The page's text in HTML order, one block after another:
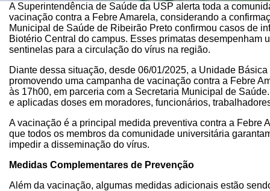
A Superintendência de Saúde da USP alerta toda a
vacinação contra a Febre Amarela, considerando a
Municipal de Saúde de Ribeirão Preto confirmou casos de
Biotério Central do campus. Esses primatas
sentinelas para a circulação do vírus na região.
Diante dessa situação, desde 06/01/2025, a Unidade
promovendo uma campanha de vacinação contra a Febre
às 17h00, em parceria com a Secretaria Municipal de
e aplicadas doses em moradores, funcionários,
A vacinação é a principal medida preventiva contra a Febre
que todos os membros da comunidade universitária
impedir a disseminação do vírus.
Medidas Complementares de Prevenção
Além da vacinação, algumas medidas adicionais estão